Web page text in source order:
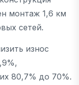
монтаж 1,6 км
сетей.
износ
80,7% до 70%.